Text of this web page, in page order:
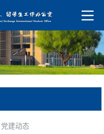
党建动态